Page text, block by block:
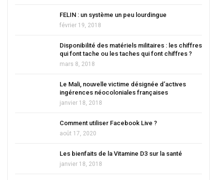
FELIN : un système un peu lourdingue
février 19, 2018
Disponibilité des matériels militaires : les chiffres
qui font tache ou les taches qui font chiffres ?
mars 8, 2018
Le Mali, nouvelle victime désignée d’actives
ingérences néocoloniales françaises
janvier 18, 2018
Comment utiliser Facebook Live ?
août 17, 2020
Les bienfaits de la Vitamine D3 sur la santé
janvier 18, 2018